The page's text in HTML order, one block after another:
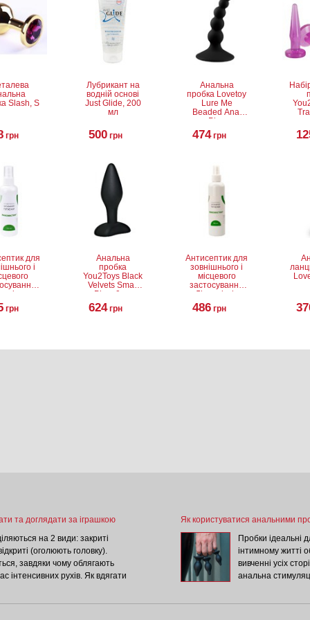
Slash, S
грн
Лубрикант на
водній основі
Just Glide, 200
мл
500 грн
Анальна
пробка Lovetoy
Lure Me
Beaded Anal
Plug
474грн
для
і
водний
грн
Анальна
пробка
You2Toys Black
Velvets Small
Plug, 9 см
624грн
Антисептик для
зовнішнього і
місцевого
застосування
Лінкомістін
(0,1% водний
розчин
486 грн
та доглядати за іграшкою
на 2 види: закриті
(оголюють головку).
завдяки чому облягають
інтенсивних рухів. Як вдягати
Як користуватися анальними
Пробки ідеальні
інтимному житті
вивченні усіх
анальна